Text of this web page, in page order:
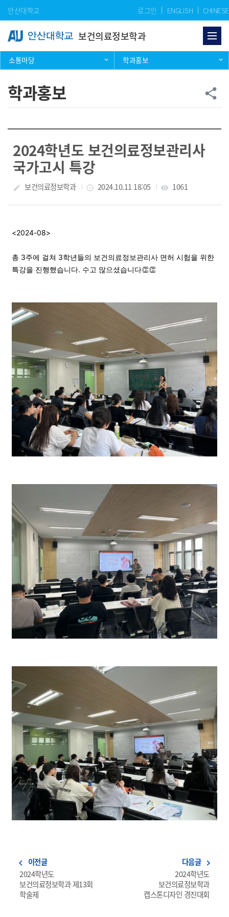
Skip Menu
안산대학교 로그인 ENGLISH CHINESE
보건의료정보학과
소통마당 학과홍보
학과홍보 공
share
2024학년도 보건의료정보관리사
국가고시 특강
작성자
create 보건의료정보학과 작성일
access_time 2024.10.11 18:05 조회수
visibility 1061
<2024-08>
총 3주에 걸쳐 3학년들의 보건의료정보관리사 면허 시험을 위한
특강을 진행했습니다. 수고 많으셨습니다👏👏
navigate_before 이전글
2024학년도
보건의료정보학과 제13회
학술제
다음글 navigate_next
2024학년도
보건의료정보학과
캡스톤디자인 경진대회